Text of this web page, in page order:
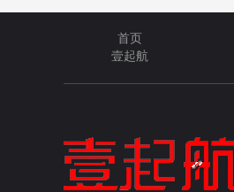
首页
壹起航